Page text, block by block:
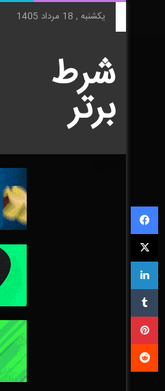
یکشنبه , 18 مرداد 1405
شرط
برتر